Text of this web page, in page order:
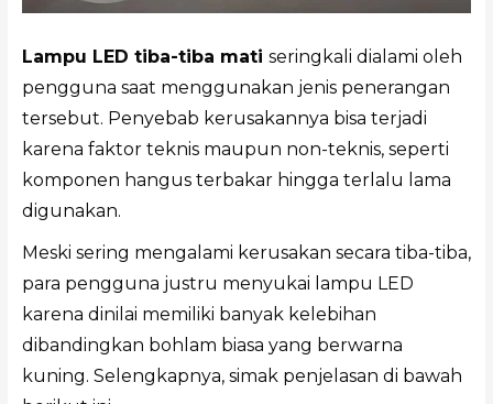
Lampu LED tiba-tiba mati seringkali dialami oleh
pengguna saat menggunakan jenis penerangan
tersebut. Penyebab kerusakannya bisa terjadi
karena faktor teknis maupun non-teknis, seperti
komponen hangus terbakar hingga terlalu lama
digunakan.
Meski sering mengalami kerusakan secara tiba-tiba,
para pengguna justru menyukai lampu LED
karena dinilai memiliki banyak kelebihan
dibandingkan bohlam biasa yang berwarna
kuning. Selengkapnya, simak penjelasan di bawah